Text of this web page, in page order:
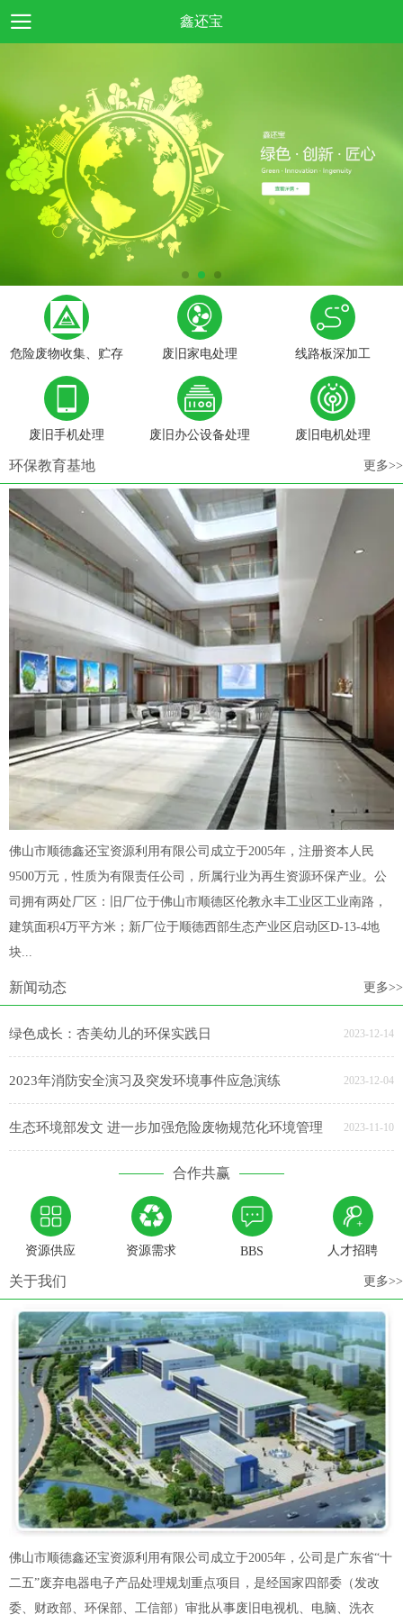
鑫还宝
危险废物收集、贮存 废旧家电处理 线路板深加工
废旧手机处理 废旧办公设备处理 废旧电机处理
环保教育基地 更多>>
佛山市顺德鑫还宝资源利用有限公司成立于2005年，注册资本人民
9500万元，性质为有限责任公司，所属行业为再生资源环保产业。公
司拥有两处厂区：旧厂位于佛山市顺德区伦教永丰工业区工业南路，
建筑面积4万平方米；新厂位于顺德西部生态产业区启动区D-13-4地
块...
新闻动态 更多>>
绿色成长：杏美幼儿的环保实践日 2023-12-14
2023年消防安全演习及突发环境事件应急演练 2023-12-04
生态环境部发文 进一步加强危险废物规范化环境管理 2023-11-10
合作共赢
资源供应 资源需求 BBS 人才招聘
关于我们 更多>>
佛山市顺德鑫还宝资源利用有限公司成立于2005年，公司是广东省“十
二五”废弃电器电子产品处理规划重点项目，是经国家四部委（发改
委、财政部、环保部、工信部）审批从事废旧电视机、电脑、洗衣